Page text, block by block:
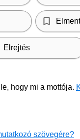
Elrejtés
hogy mi a mottója.
szövegére?